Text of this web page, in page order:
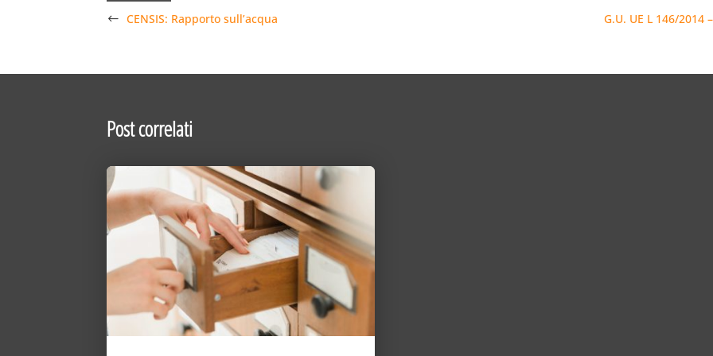
CENSIS: Rapporto sull’acqua
G.U. UE L 146/
Post correlati